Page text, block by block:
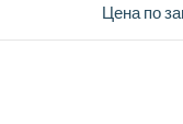
Цена по